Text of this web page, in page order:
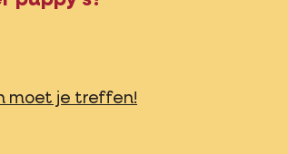
moet je treffen!